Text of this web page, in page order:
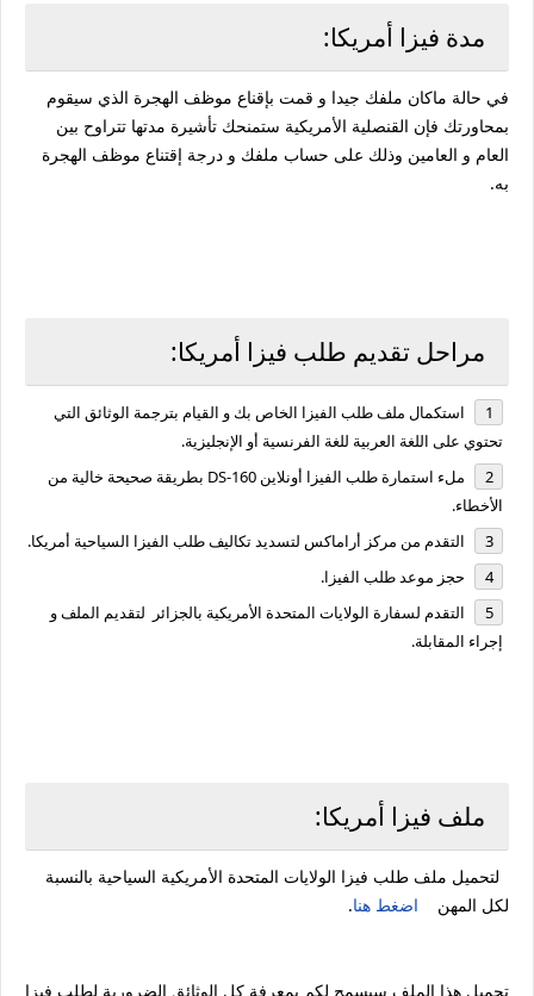
مدة فيزا أمريكا:
في حالة ماكان ملفك جيدا و قمت بإقناع موظف الهجرة الذي سيقوم
بمحاورتك فإن القنصلية الأمريكية ستمنحك تأشيرة مدتها تتراوح بين
العام و العامين وذلك على حساب ملفك و درجة إقتناع موظف الهجرة
به.
مراحل تقديم طلب فيزا أمريكا:
استكمال ملف طلب الفيزا الخاص بك و القيام بترجمة الوثائق التي
تحتوي على اللغة العربية للغة الفرنسية أو الإنجليزية.
ملء استمارة طلب الفيزا أونلاين DS-160 بطريقة صحيحة خالية من
الأخطاء.
التقدم من مركز أراماكس لتسديد تكاليف طلب الفيزا السياحية أمريكا.
حجز موعد طلب الفيزا.
التقدم لسفارة الولايات المتحدة الأمريكية بالجزائر لتقديم الملف و
إجراء المقابلة.
ملف فيزا أمريكا:
لتحميل ملف طلب فيزا الولايات المتحدة الأمريكية السياحية بالنسبة
لكل المهن اضغط هنا.
تحميل هذا الملف سيسمح لكم بمعرفة كل الوثائق الضرورية لطلب فيزا